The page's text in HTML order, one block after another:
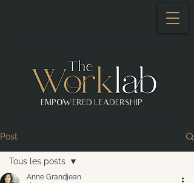
EMPOWERED LEADERSHIP
Post
Tous les posts
Anne Grandjean